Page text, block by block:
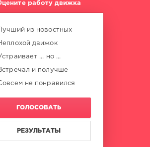
работу движка
из новостных
движок
... но ...
и получше
не понравился
ГОЛОСОВАТЬ
РЕЗУЛЬТАТЫ